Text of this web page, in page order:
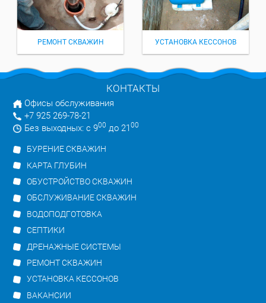
РЕМОНТ СКВАЖИН УСТАНОВКА КЕССОНОВ
КОНТАКТЫ
Офисы обслуживания
+7 925 269-78-21
Без выходных: с 900 до 21 00
БУРЕНИЕ СКВАЖИН
КАРТА ГЛУБИН
ОБУСТРОЙСТВО СКВАЖИН
ОБСЛУЖИВАНИЕ СКВАЖИН
ВОДОПОДГОТОВКА
СЕПТИКИ
ДРЕНАЖНЫЕ СИСТЕМЫ
РЕМОНТ СКВАЖИН
УСТАНОВКА КЕССОНОВ
ВАКАНСИИ